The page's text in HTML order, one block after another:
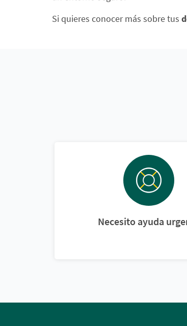
Si quieres conocer más sobre tus
Necesito ayuda